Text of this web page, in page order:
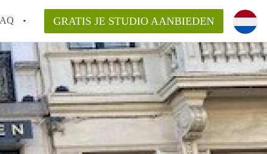
bemiddelingsvergoeding?
voor de aangeboden Studio's in
GRATIS JE STUDIO AANBIEDEN